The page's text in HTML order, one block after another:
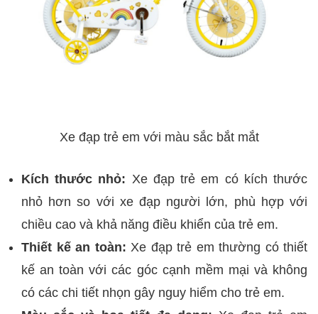
Xe đạp trẻ em với màu sắc bắt mắt
Kích thước nhỏ: Xe đạp trẻ em có kích thước
nhỏ hơn so với xe đạp người lớn, phù hợp với
chiều cao và khả năng điều khiển của trẻ em.
Thiết kế an toàn: Xe đạp trẻ em thường có thiết
kế an toàn với các góc cạnh mềm mại và không
có các chi tiết nhọn gây nguy hiểm cho trẻ em.